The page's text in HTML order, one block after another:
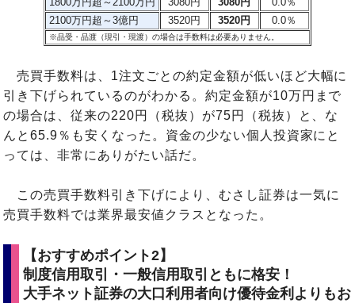
2100万円超～3億円
3520円 3520円 0.0％
※品受・品渡（現引・現渡）の場合は手数料は必要ありません。
売買手数料は、1注文ごとの約定金額が低いほど大幅に
引き下げられているのがわかる。約定金額が10万円まで
の場合は、従来の220円（税抜）が75円（税抜）と、な
んと65.9％も安くなった。資金の少ない個人投資家にと
っては、非常にありがたい話だ。
この売買手数料引き下げにより、むさし証券は一気に
売買手数料では業界最安値クラスとなった。
【おすすめポイント2】
制度信用取引・一般信用取引ともに格安！
大手ネット証券の大口利用者向け優待金利よりもお